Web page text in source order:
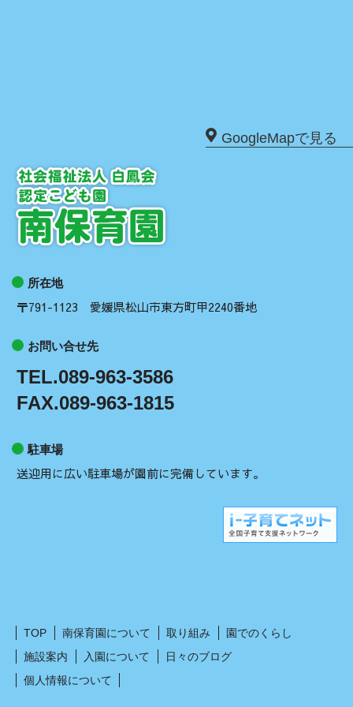
GoogleMapで見る
所在地
〒791-1123 愛媛県松山市東方町甲2240番地
お問い合せ先
TEL.089-963-3586
FAX.089-963-1815
駐車場
送迎用に広い駐車場が園前に完備しています。
TOP 南保育園について 取り組み
園でのくらし
施設案内
入園について
日々のブログ
個人情報について